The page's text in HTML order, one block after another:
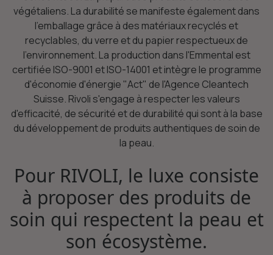
végétaliens. La durabilité se manifeste également dans
l'emballage grâce à des matériaux recyclés et
recyclables, du verre et du papier respectueux de
l'environnement. La production dans l'Emmental est
certifiée ISO-9001 et ISO-14001 et intègre le programme
d'économie d'énergie "Act" de l'Agence Cleantech
Suisse. Rivoli s'engage à respecter les valeurs
d'efficacité, de sécurité et de durabilité qui sont à la base
du développement de produits authentiques de soin de
la peau.
Pour RIVOLI, le luxe consiste
à proposer des produits de
soin qui respectent la peau et
son écosystème.